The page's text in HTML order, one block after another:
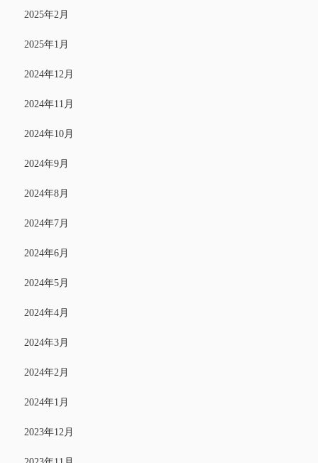
2025年2月
2025年1月
2024年12月
2024年11月
2024年10月
2024年9月
2024年8月
2024年7月
2024年6月
2024年5月
2024年4月
2024年3月
2024年2月
2024年1月
2023年12月